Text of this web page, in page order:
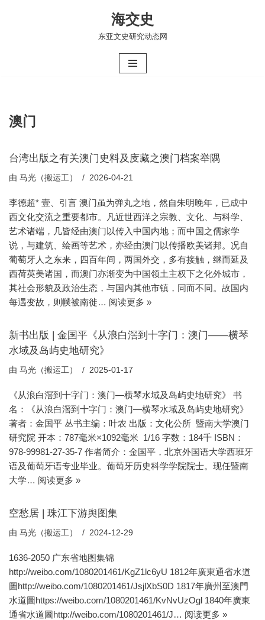
海交史
东亚文史研究动态网
澳门
台湾出版之有关澳门史料及庋藏之澳门档案举隅
由 马光（搬运工） 2026-04-21
李德超* 壹、引言 澳门虽为弹丸之地，然自朱明晚年，已成中
西文化交流之重要都市。凡近世西洋之宗教、文化、与科学、
艺术诸端，几皆经由澳门以传入中国内地；而中国之儒家学
说，与建筑、绘画等艺术，亦经由澳门以传播欧美诸邦。况自
葡萄牙人之东来，四百年间，两国外交，多有接触，继而延及
西荷英美诸国，而澳门亦渐变为中国领土主权下之化外城市，
其社会形貌及政治生态，与国内其他市镇，同而不同。故国内
每遇变故，则幞被南徙… 阅读更多 »
新书出版 | 金国平《从浪白滘到十字门：澳门——横琴
水域及岛屿史地研究》
由 马光（搬运工） 2025-01-17
《从浪白滘到十字门：澳门—横琴水域及岛屿史地研究》 书
名：《从浪白滘到十字门：澳门—横琴水域及岛屿史地研究》
著者：金国平 丛书主编：叶农 出版：文化公所 暨南大学澳门
研究院 开本：787毫米×1092毫米 1/16 字数：184千 ISBN：
978-99981-27-35-7 作者简介：金国平，北京外国语大学西班牙
语及葡萄牙语专业毕业。葡萄牙历史科学学院院士。现任暨南
大学… 阅读更多 »
空愁居 | 珠江下游舆图集
由 马光（搬运工） 2024-12-29
1636-2050 ​​广东省地图集锦
http://weibo.com/1080201461/KgZ1lc6yU 1812年廣東通省水道
圖http://weibo.com/1080201461/JsjlXbS0D 1817年廣州至澳門
水道圖https://weibo.com/1080201461/KvNvUzOgl 1840年廣東
通省水道圖http://weibo.com/1080201461/J… 阅读更多 »